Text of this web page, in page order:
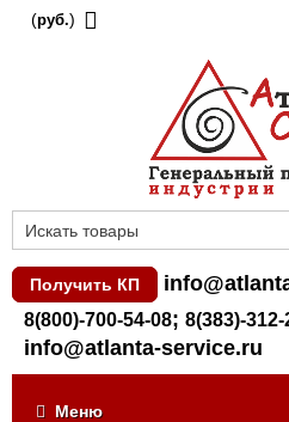
(руб.)
Получить КП
8(800)-700-54-08; 8(383)-312-
info@atlanta-service.ru
Меню